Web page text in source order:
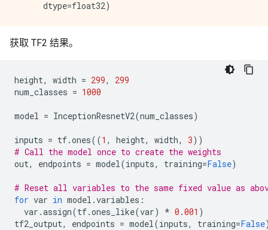
获取 TF2 结果。
height, width = 299,
299
num_classes = 1000
model = InceptionResnetV2(num_classes)
inputs = tf.ones((1 , height, width, 3))
# Call the model once to create the weights
out, endpoints = model(inputs, training=False)
# Reset all variables to the same fixed value as
for var in model .variables :
var .assign(tf.ones_like(var) * 0.001 )
tf2_output, endpoints = model(inputs, training=False